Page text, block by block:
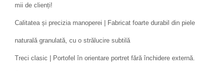
mii de clienți!
Calitatea și precizia manoperei | Fabricat foarte durabil din piele
naturală granulată, cu o strălucire subtilă
Treci clasic | Portofel în orientare portret fără închidere externă.